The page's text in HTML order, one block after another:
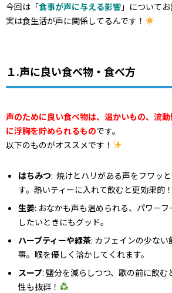
今回は「食事が声に与える影響 」について
実は食生活が声に関係してるんです！
１.声に良い食べ物・食べ方
声のために良い食べ物は、温かいもの、流
に浮胸を貯められるものです。
以下のものがオススメです！
はちみつ: 焼けとハリがある声をフワッ
す。熱いティーに入れて飲むと更効果的！
生姜: おなかも声も温められる、パワー
したいときにもグッド。
ハーブティーや緑茶: カフェインの少な
事。喉を優しく溶かしてくれます。
スープ: 鹽分を減らしつつ、歌の前に飲
性も抜群！